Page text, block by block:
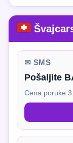
✉ SMS
Pošaljite
Cena poruke